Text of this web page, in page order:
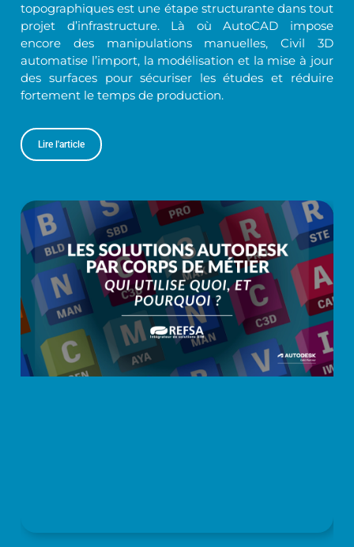
topographiques est une étape structurante dans tout
projet d’infrastructure. Là où AutoCAD impose
encore des manipulations manuelles, Civil 3D
automatise l’import, la modélisation et la mise à jour
des surfaces pour sécuriser les études et réduire
fortement le temps de production.
Lire l'article